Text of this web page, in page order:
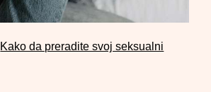
Kako da preradite svoj seksualni